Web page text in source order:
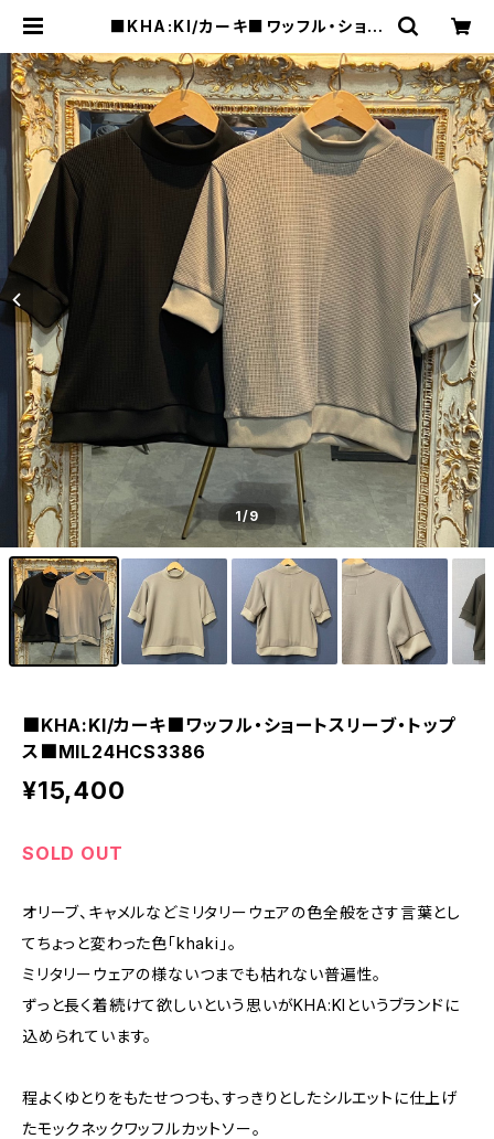
■KHA:KI/カーキ■ワッフル・ショー
386 | raquel
1/9
■KHA:KI/カーキ■ワッフル・ショートスリーブ・トップ
ス■MIL24HCS3386
¥15,400
SOLD OUT
オリーブ、キャメルなどミリタリーウェアの色全般をさす言葉とし
てちょっと変わった色「khaki」。
ミリタリーウェアの様ないつまでも枯れない普遍性。
ずっと長く着続けて欲しいという思いがKHA:KIというブランドに
込められています。
程よくゆとりをもたせつつも、すっきりとしたシルエットに仕上げ
たモックネックワッフルカットソー。